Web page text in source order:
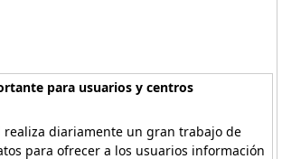
para usuarios y centros
realiza diariamente un gran trabajo de
para ofrecer a los usuarios información